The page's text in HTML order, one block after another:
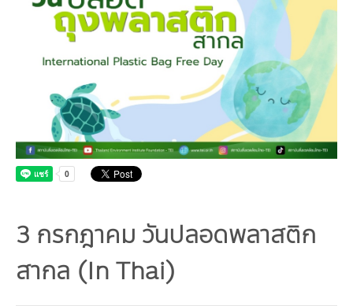
Executive Board of Directors
Management Team
Staff
Our Way
Annual Report | Statements Report
Green Office
Industrial Pollution
Livable City/Community
Municipal waste-Food Waste
Plastic Waste
PM2.5 Pollution
Sustainable Consumption and Production
Green Label
Eco-labels
Environmental Friendly Services
Carbon Footprint Consultants
Natural Resources
Land Resources
Marine and Coastal Resources
Biodiversity
Climate Change
Climate Mitigation
Climate Adaptation
Environmental Capacity Development
Environmental Study
Environmental Network, Policy and Plan
Environmental Policy and Plan
TBCSD
Infographic | Poster
Video Clip
Publications
Our Activities
Environment News
GET INVOLVED
Jobs
Internships
CONTACT US
3 กรกฎาคม วันปลอดพลาสติก
สากล (In Thai)